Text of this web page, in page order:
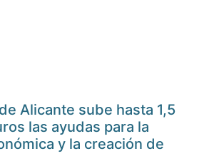
Alicante sube hasta 1,5
las ayudas para la
y la creación de